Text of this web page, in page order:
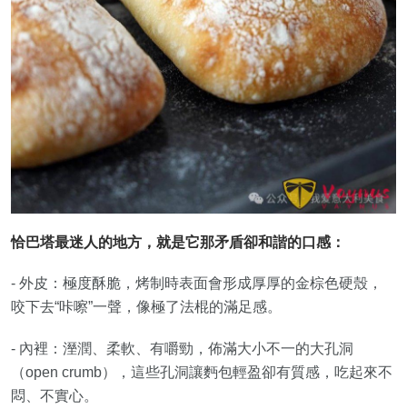
恰巴塔最迷人的地方，就是它那矛盾卻和諧的口感：
- 外皮：極度酥脆，烤制時表面會形成厚厚的金棕色硬殼，
咬下去“咔嚓”一聲，像極了法棍的滿足感。
- 內裡：溼潤、柔軟、有嚼勁，佈滿大小不一的大孔洞
（open crumb），這些孔洞讓麪包輕盈卻有質感，吃起來不
悶、不實心。